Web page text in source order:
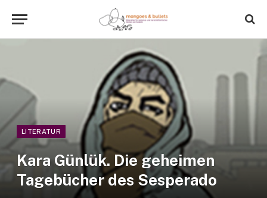
LITERATUR
Kara Günlük. Die geheimen
Tagebücher des Sesperado